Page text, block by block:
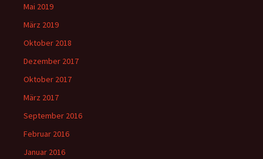
Mai 2019
März 2019
Oktober 2018
Dezember 2017
Oktober 2017
März 2017
September 2016
Februar 2016
Januar 2016